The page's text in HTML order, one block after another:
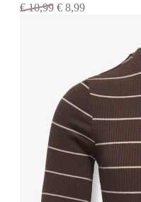
€10,99 € 8,99